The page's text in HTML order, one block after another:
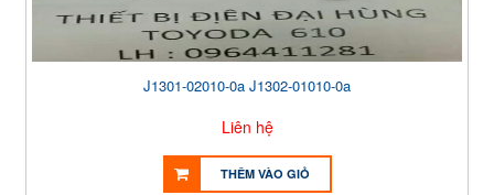
J1301-02010-0a J1302-01010-0a
Liên hệ
THÊM VÀO GIỎ